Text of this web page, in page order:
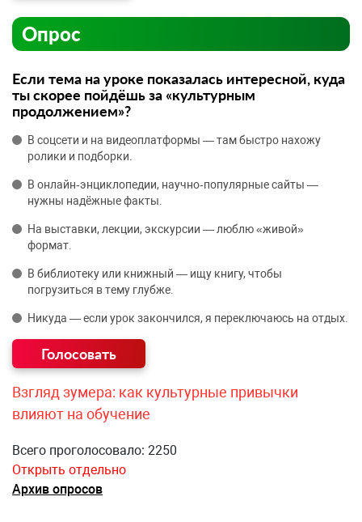
Опрос
Если тема на уроке показалась интересной, куда
ты скорее пойдёшь за «культурным
продолжением»?
В соцсети и на видеоплатформы — там быстро нахожу
ролики и подборки.
В онлайн‑энциклопедии, научно‑популярные сайты —
нужны надёжные факты.
На выставки, лекции, экскурсии — люблю «живой»
формат.
В библиотеку или книжный — ищу книгу, чтобы
погрузиться в тему глубже.
Никуда — если урок закончился, я переключаюсь на отдых.
Взгляд зумера: как культурные привычки
влияют на обучение
Всего проголосовало: 2250
Открыть отдельно
Архив опросов